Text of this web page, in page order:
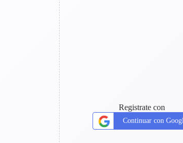
Registrate con
Continuar con